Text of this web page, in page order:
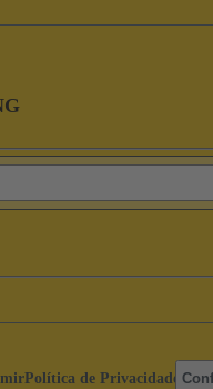
Política de Privacidade